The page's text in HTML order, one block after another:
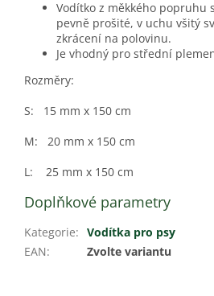
Vodítko z měkkého popruhu
pevně prošité, v uchu všitý
zkrácení na polovinu.
Je vhodný pro střední
Rozměry:
S: 15 mm x 150 cm
M: 20 mm x 150 cm
L: 25 mm x 150 cm
Doplňkové parametry
Kategorie: Vodítka pro psy
EAN: Zvolte variantu